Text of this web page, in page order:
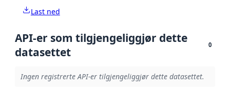
Last ned
API-er som tilgjengeliggjør dette
datasettet
0
Ingen registrerte API-er tilgjengeliggjør dette datasettet.